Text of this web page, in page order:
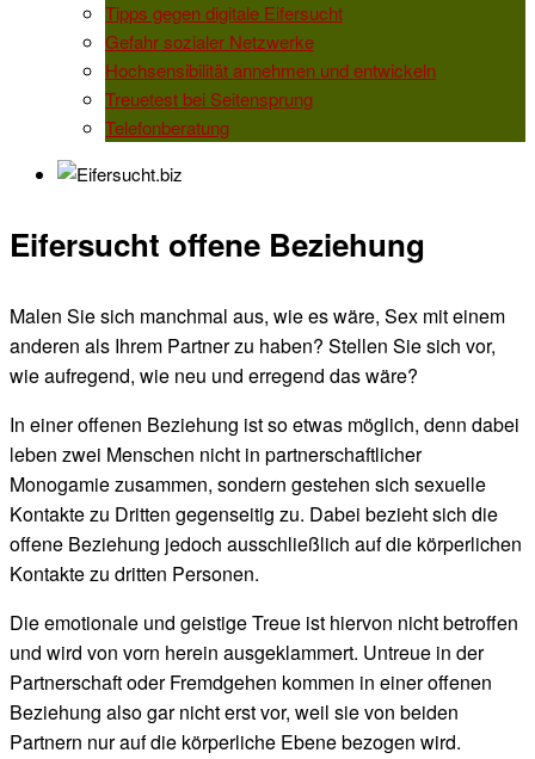
Tipps gegen digitale Eifersucht
Gefahr sozialer Netzwerke
Hochsensibilität annehmen und entwickeln
Treuetest bei Seitensprung
Telefonberatung
Eifersucht offene Beziehung
Malen Sie sich manchmal aus, wie es wäre, Sex mit einem
anderen als Ihrem Partner zu haben? Stellen Sie sich vor,
wie aufregend, wie neu und erregend das wäre?
In einer offenen Beziehung ist so etwas möglich, denn dabei
leben zwei Menschen nicht in partnerschaftlicher
Monogamie zusammen, sondern gestehen sich sexuelle
Kontakte zu Dritten gegenseitig zu. Dabei bezieht sich die
offene Beziehung jedoch ausschließlich auf die körperlichen
Kontakte zu dritten Personen.
Die emotionale und geistige Treue ist hiervon nicht betroffen
und wird von vorn herein ausgeklammert. Untreue in der
Partnerschaft oder Fremdgehen kommen in einer offenen
Beziehung also gar nicht erst vor, weil sie von beiden
Partnern nur auf die körperliche Ebene bezogen wird.